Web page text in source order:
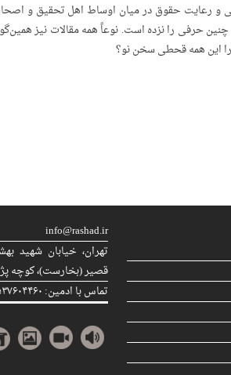
رعایت حقوق در میان اوساط اهل تحقیق و
چنین حرفی را نزده است. نوعاً همه‌ مقالات نیز
این همه قحطی سخن نو؟
info@rashad.ir
تهران، خیابان شهید
قصیر (بخارست)، كوچه
تماس با ادمین: ۰۲۵۳۷۶۰۴۴۶۰